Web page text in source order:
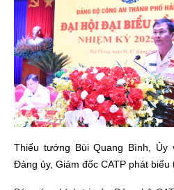
Thiếu tướng Bùi Quang Bình, Ủy
Đảng ủy, Giám đốc CATP phát biểu